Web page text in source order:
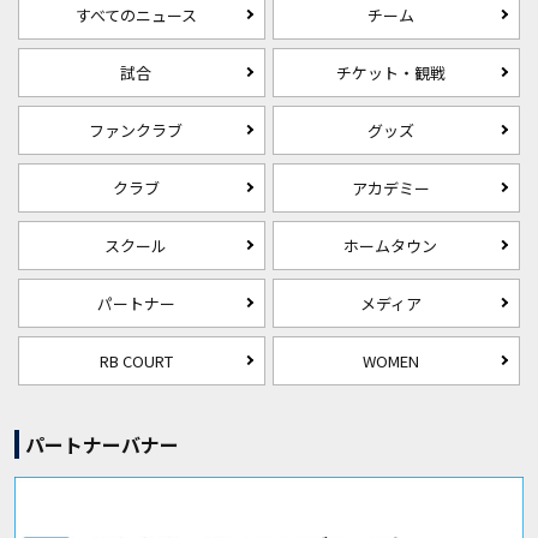
すべてのニュース チーム
試合 チケット・観戦
ファンクラブ グッズ
クラブ アカデミー
スクール ホームタウン
パートナー メディア
RB COURT WOMEN
パートナーバナー